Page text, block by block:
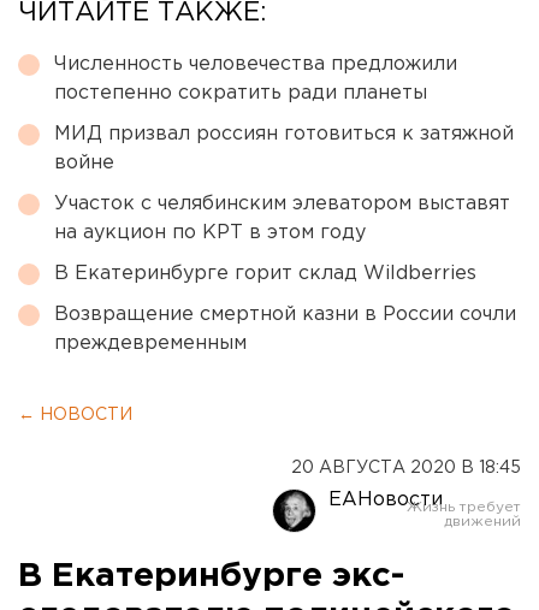
ЧИТАЙТЕ ТАКЖЕ:
Численность человечества предложили
постепенно сократить ради планеты
МИД призвал россиян готовиться к затяжной
войне
Участок с челябинским элеватором выставят
на аукцион по КРТ в этом году
В Екатеринбурге горит склад Wildberries
Возвращение смертной казни в России сочли
преждевременным
← НОВОСТИ
20 АВГУСТА 2020 В 18:45
ЕАНовости
В Екатеринбурге экс-